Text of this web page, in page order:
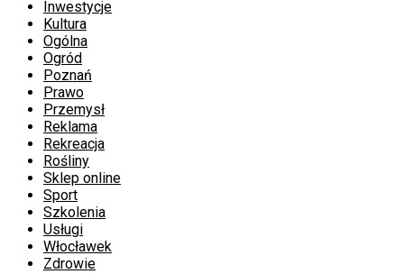
Inwestycje
Kultura
Ogólna
Ogród
Poznań
Prawo
Przemysł
Reklama
Rekreacja
Rośliny
Sklep online
Sport
Szkolenia
Usługi
Włocławek
Zdrowie